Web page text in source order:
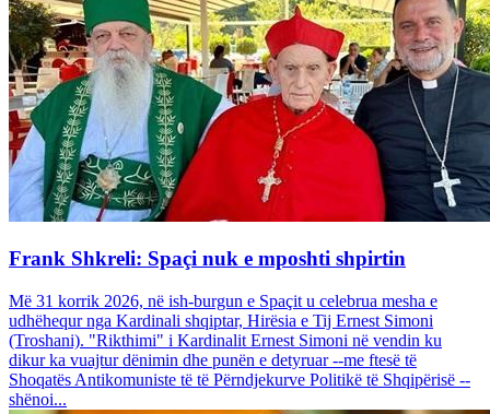
Frank Shkreli: Spaçi nuk e mposhti shpirtin
Më 31 korrik 2026, në ish-burgun e Spaçit u celebrua mesha e
udhëhequr nga Kardinali shqiptar, Hirësia e Tij Ernest Simoni
(Troshani). "Rikthimi" i Kardinalit Ernest Simoni në vendin ku
dikur ka vuajtur dënimin dhe punën e detyruar --me ftesë të
Shoqatës Antikomuniste të të Përndjekurve Politikë të Shqipërisë --
shënoi...